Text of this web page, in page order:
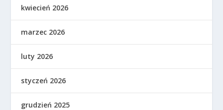
kwiecień 2026
marzec 2026
luty 2026
styczeń 2026
grudzień 2025